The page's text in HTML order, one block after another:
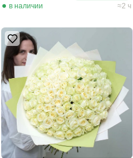
в наличии 2 ч